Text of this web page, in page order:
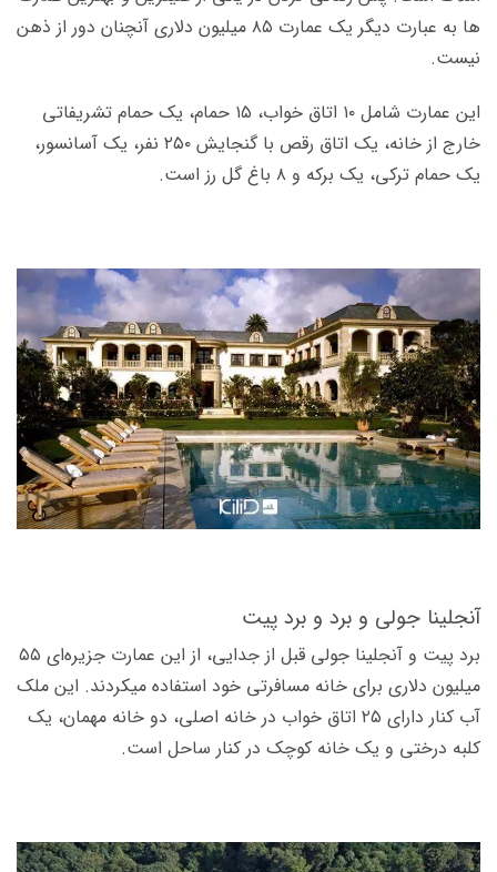
ها به عبارت دیگر یک عمارت ۸۵ میلیون دلاری آنچنان دور از ذهن
نیست.
این عمارت شامل ۱۰ اتاق خواب، ۱۵ حمام، یک حمام تشریفاتی
خارج از خانه، یک اتاق رقص با گنجایش ۲۵۰ نفر، یک آسانسور،
یک حمام ترکی، یک برکه و ۸ باغ گل رز است.
آنجلینا جولی و برد و برد پیت
برد پیت و آنجلینا جولی قبل از جدایی، از این عمارت جزیره­‌ای ۵۵
میلیون دلاری برای خانه مسافرتی خود استفاده می­کردند. این ملک
آب کنار دارای ۲۵ اتاق ­خواب در خانه اصلی، دو خانه مهمان، یک
کلبه درختی و یک خانه کوچک در کنار ساحل است.